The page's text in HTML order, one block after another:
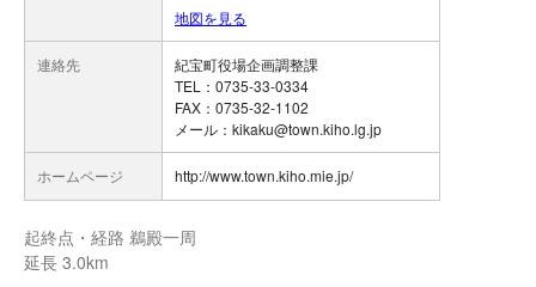
地図を見る
連絡先
紀宝町役場企画調整課
TEL：0735-33-0334
FAX：0735-32-1102
メール：kikaku@town.kiho.lg.jp
ホームページ http://www.town.kiho.mie.jp/
起終点・経路 鵜殿一周
延長 3.0km